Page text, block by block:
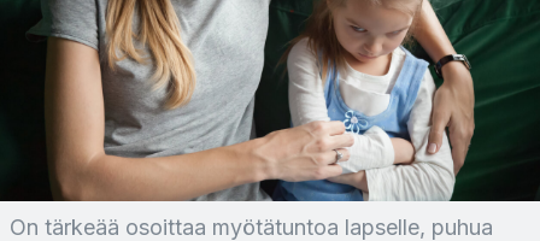
On tärkeää osoittaa myötätuntoa lapselle, puhua